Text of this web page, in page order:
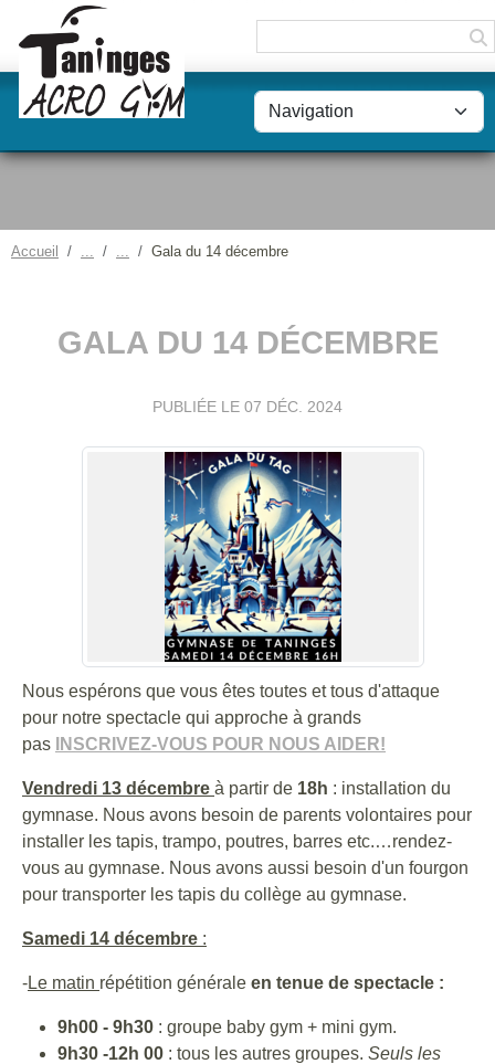
Accueil Gala du 14 décembre
GALA DU 14 DÉCEMBRE
PUBLIÉE LE 07 DÉC. 2024
Nous espérons que vous êtes toutes et tous d'attaque
pour notre spectacle qui approche à grands
pas
INSCRIVEZ-VOUS POUR NOUS AIDER!
Vendredi 13 décembre à partir de 18h : installation du
gymnase. Nous avons besoin de parents volontaires pour
installer les tapis, trampo, poutres, barres etc.…rendez-
vous au gymnase. Nous avons aussi besoin d'un fourgon
pour transporter les tapis du collège au gymnase.
Samedi 14 décembre :
-Le matin répétition générale en tenue de spectacle :
9h00 - 9h30 : groupe baby gym + mini gym.
9h30 -12h 00 : tous les autres groupes. Seuls les
Panneau de gestion des cookies